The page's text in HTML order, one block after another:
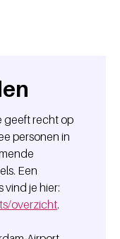
geeft recht op
personen in
Een
vind je hier:
overzicht.